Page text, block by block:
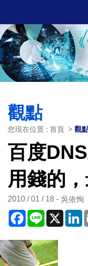
觀點
您現在位置 : 首頁 > 觀
百度
用錢的，
2010 / 01 / 18 吳依恂
Facebook
Line X